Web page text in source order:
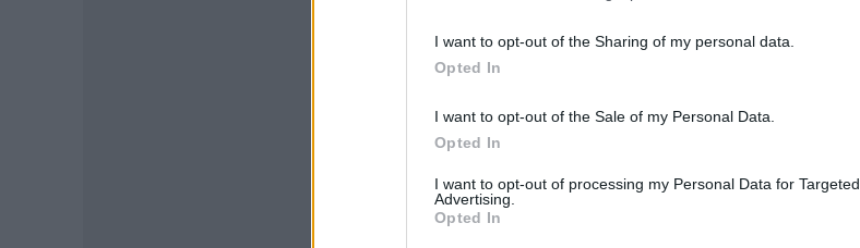
I want to opt-out of the Sharing of my personal data.
Opted In
I want to opt-out of the Sale of my Personal Data.
Opted In
I want to opt-out of processing my Personal Data for Targeted
Advertising.
Opted In